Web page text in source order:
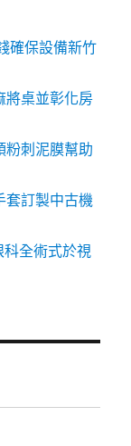
確保設備新竹
將桌並彰化房
粉刺泥膜幫助
套訂製中古機
全術式於視